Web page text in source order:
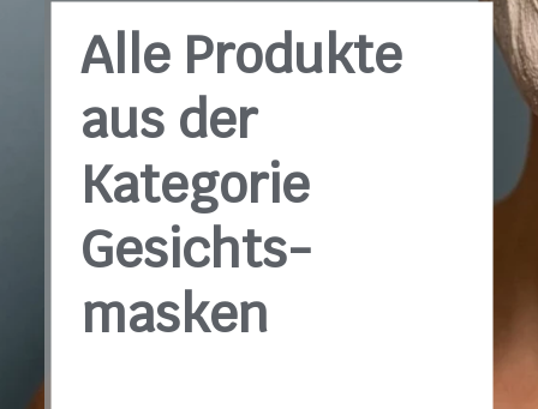
Alle Produkte
aus der
Kategorie
Gesichts­
masken